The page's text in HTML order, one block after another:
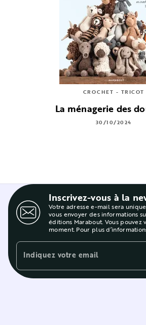
CROCHET - TRICOT
La ménagerie des
30/10/2024
Inscrivez-vous à la
Votre adresse e-mail sera
vous envoyer des informations
éditions Marabout. Vous pouvez
moment. Pour plus
Indiquez votre email